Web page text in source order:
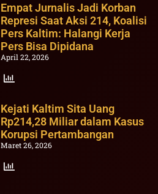
Empat Jurnalis Jadi Korban
Represi Saat Aksi 214, Koalisi
Pers Kaltim: Halangi Kerja
Pers Bisa Dipidana
April 22, 2026
Kejati Kaltim Sita Uang
Rp214,28 Miliar dalam Kasus
Korupsi Pertambangan
Maret 26, 2026